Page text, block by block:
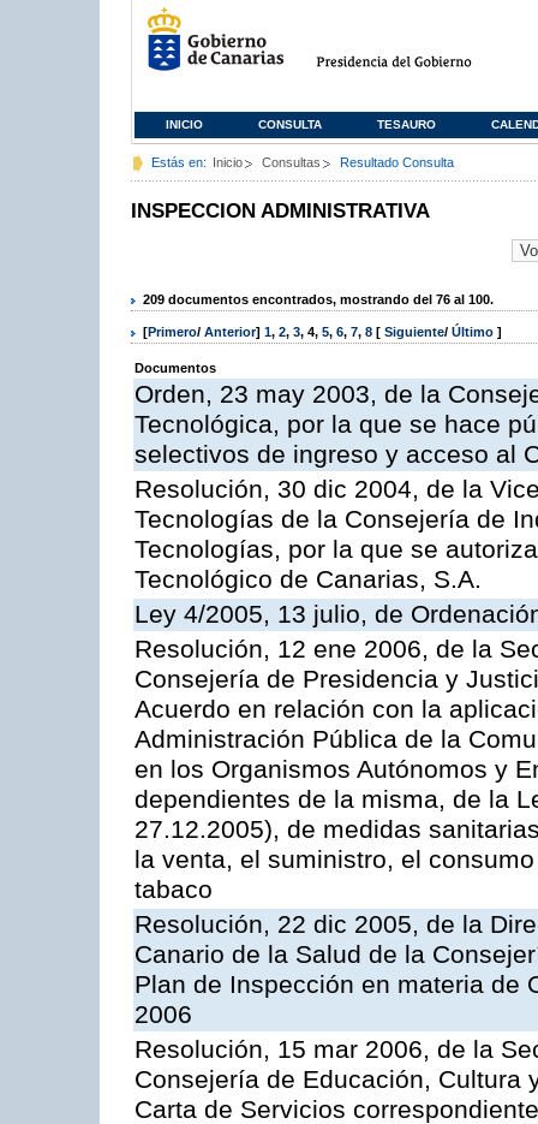
INICIO CONSULTA TESAURO
Estás en: Inicio Consultas Resultado Consulta
INSPECCION ADMINISTRATIVA
209 documentos encontrados, mostrando del 76 al 100.
[Primero/ Anterior] 1, 2, 3, 4, 5, 6, 7, 8 [ Siguiente/ Último ]
Documentos
Orden, 23 may 2003, de la
Tecnológica, por la que se hace
selectivos de ingreso y acceso al
Resolución, 30 dic 2004, de la
Tecnologías de la Consejería de
Tecnologías, por la que se
Tecnológico de Canarias, S.A.
Ley 4/2005, 13 julio, de
Resolución, 12 ene 2006, de la
Consejería de Presidencia y
Acuerdo en relación con la
Administración Pública de la
en los Organismos Autónomos y
dependientes de la misma, de la
27.12.2005), de medidas
la venta, el suministro, el
tabaco
Resolución, 22 dic 2005, de la
Canario de la Salud de la
Plan de Inspección en materia de
2006
Resolución, 15 mar 2006, de la
Consejería de Educación, Cultura
Carta de Servicios